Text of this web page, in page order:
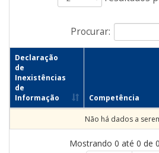
Procurar:
Declaração
de
Inexistências
de
Informação
Competência
Não há dados a
Mostrando 0 até 0 de